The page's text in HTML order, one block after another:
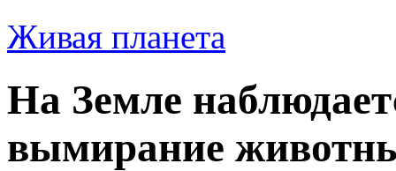
Живая планета
На Земле
вымирание